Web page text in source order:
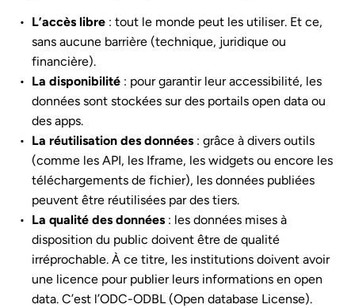
L’accès libre : tout le monde peut les utiliser. Et ce,
sans aucune barrière (technique, juridique ou
financière).
La disponibilité : pour garantir leur accessibilité, les
données sont stockées sur des portails open data ou
des apps.
La réutilisation des données : grâce à divers outils
(comme les API, les Iframe, les widgets ou encore les
téléchargements de fichier), les données publiées
peuvent être réutilisées par des tiers.
La qualité des données : les données mises à
disposition du public doivent être de qualité
irréprochable. À ce titre, les institutions doivent avoir
une licence pour publier leurs informations en open
data. C’est l’ODC-ODBL (Open database License).